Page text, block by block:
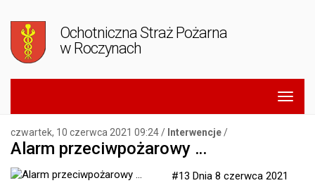
Ochotniczna Straż Pożarna
w Roczynach
czwartek, 10 czerwca 2021 09:24 / Interwencje/
Alarm przeciwpożarowy …
#13 Dnia 8 czerwca 2021